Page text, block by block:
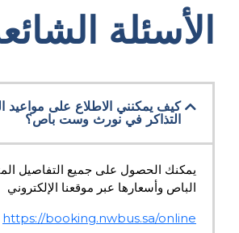
الأسئلة
كيف يمكنني الاطلاع على مواعيد
التذاكر في نورث وست باص؟
يمكنك الحصول على جميع التفاصيل
الباص وأسعارها عبر موقعنا الإلكتروني
https://booking.nwbus.sa/online